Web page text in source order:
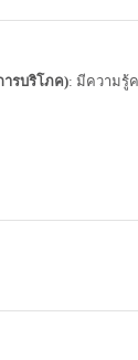
รบริโภค): มีความรู้